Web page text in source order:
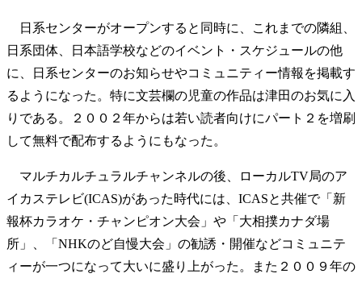
日系センターがオープンすると同時に、これまでの隣組、
日系団体、日本語学校などのイベント・スケジュールの他
に、日系センターのお知らせやコミュニティー情報を掲載す
るようになった。特に文芸欄の児童の作品は津田のお気に入
りである。２００２年からは若い読者向けにパート２を増刷
して無料で配布するようにもなった。
マルチカルチュラルチャンネルの後、ローカルTV局のア
イカステレビ(ICAS)があった時代には、ICASと共催で「新
報杯カラオケ・チャンピオン大会」や「大相撲カナダ場
所」、「NHKのど自慢大会」の勧誘・開催などコミュニテ
ィーが一つになって大いに盛り上がった。また２００９年の